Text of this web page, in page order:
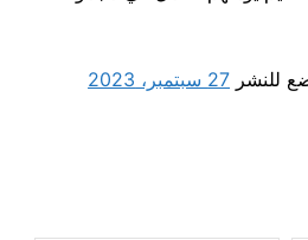
للنشر 27 سبتمبر، 2023